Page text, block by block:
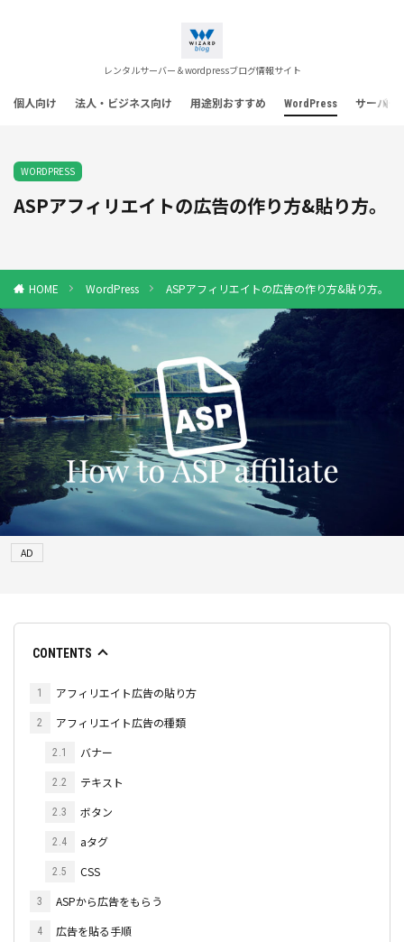
レンタルサーバー＆wordpressブログ情報サイト
個人向け 法人・ビジネス向け 用途別おすすめ WordPress サーバー
WORDPRESS
ASPアフィリエイトの広告の作り方&貼り方。
HOME WordPress ASPアフィリエイトの広告の作り方&貼り方。
AD
CONTENTS
1 アフィリエイト広告の貼り方
2 アフィリエイト広告の種類
2.1 バナー
2.2 テキスト
2.3 ボタン
2.4 aタグ
2.5 CSS
3 ASPから広告をもらう
4 広告を貼る手順